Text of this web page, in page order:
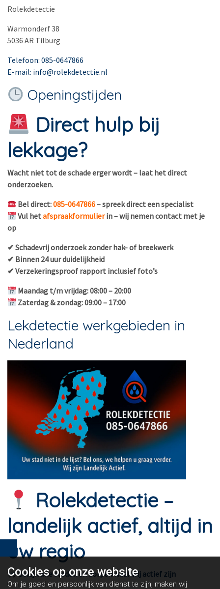
Rolekdetectie
Warmonderf 38
5036 AR Tilburg
Telefoon: 085-0647866
E-mail: info@rolekdetectie.nl
Openingstijden
Direct hulp bij
lekkage?
Wacht niet tot de schade erger wordt – laat het direct
onderzoeken.
Bel direct:085-0647866– spreek direct een specialist
Vul hetafspraakformulierin – wij nemen contact met je
op
✔ Schadevrij onderzoek zonder hak- of breekwerk
✔ Binnen 24 uur duidelijkheid
✔ Verzekeringsproof rapport inclusief foto’s
Maandag t/m vrijdag: 08:00 – 20:00
Zaterdag & zondag: 09:00 – 17:00
Lekdetectie werkgebieden in
Nederland
Rolekdetectie –
landelijk actief, altijd in
uw regio
Bekijk alle steden en dorpen waar wij actief zijn
Cookies oponze website
Om je goed en persoonlijk van dienst te zijn, maken wij